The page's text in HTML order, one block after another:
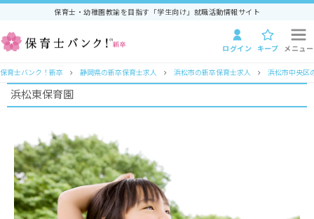
保育士・幼稚園教諭を目指す「学生向け」就職活動情報サイト
ログイン キープ メニュー
保育士バンク！新卒 静岡県の新卒保育士求人 浜松市の新卒保育士求人 浜松市中央区
浜松東保育園